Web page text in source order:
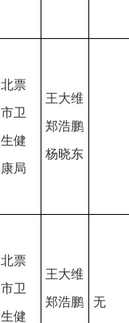
北票
市卫
生健
康局
王大维
郑浩鹏
杨晓东
北票
市卫
生健
王大维
郑浩鹏 无